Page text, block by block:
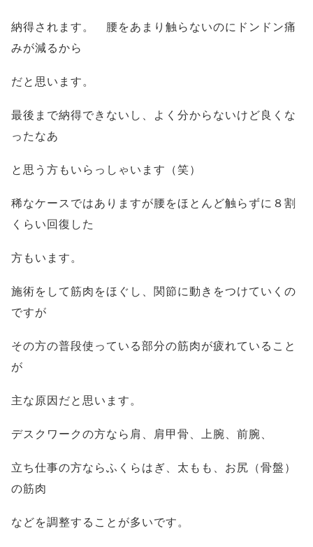
納得されます。 腰をあまり触らないのにドンドン痛
みが減るから
だと思います。
最後まで納得できないし、よく分からないけど良くな
ったなあ
と思う方もいらっしゃいます（笑）
稀なケースではありますが腰をほとんど触らずに８割
くらい回復した
方もいます。
施術をして筋肉をほぐし、関節に動きをつけていくの
ですが
その方の普段使っている部分の筋肉が疲れていること
が
主な原因だと思います。
デスクワークの方なら肩、肩甲骨、上腕、前腕、
立ち仕事の方ならふくらはぎ、太もも、お尻（骨盤）
の筋肉
などを調整することが多いです。